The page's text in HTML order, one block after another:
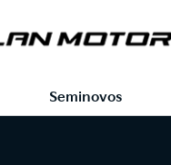
Seminovos